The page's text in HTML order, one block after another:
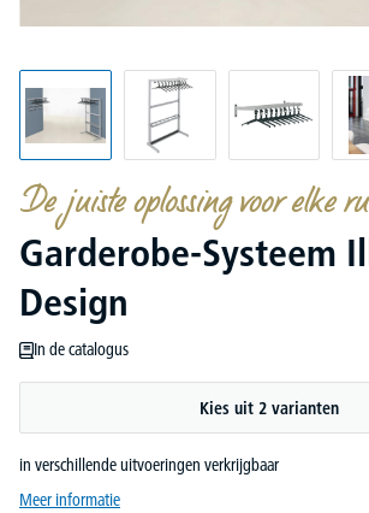
De juiste oplossing voor elke
Garderobe-Systeem
Design
In de catalogus
Kies uit 2 varianten
in verschillende uitvoeringen verkrijgbaar
Meer informatie